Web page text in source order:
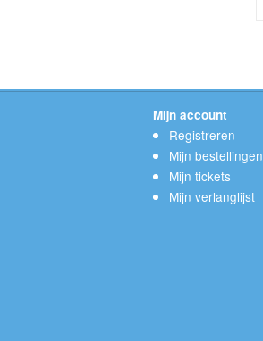
Mijn account
Registreren
Mijn bestellingen
Mijn tickets
Mijn verlanglijst